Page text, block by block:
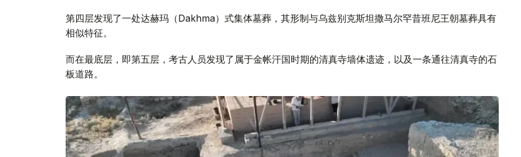
第四层发现了一处达赫玛（Dakhma）式集体墓葬，其形制与乌兹别克斯坦撒马尔罕昔班尼王朝墓葬具有
相似特征。
而在最底层，即第五层，考古人员发现了属于金帐汗国时期的清真寺墙体遗迹，以及一条通往清真寺的石
板道路。